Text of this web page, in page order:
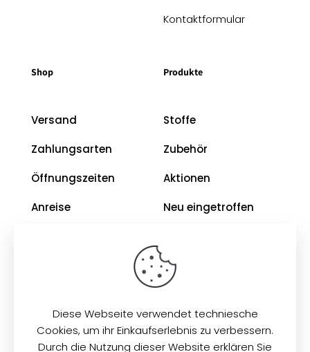
Kontaktformular
Shop
Versand
Zahlungsarten
Öffnungszeiten
Anreise
Datenschutz
Produkte
Stoffe
Zubehör
Aktionen
Neu eingetroffen
Diese Webseite verwendet techniesche
Cookies, um ihr Einkaufserlebnis zu verbessern.
Durch die Nutzung dieser Website erklären Sie